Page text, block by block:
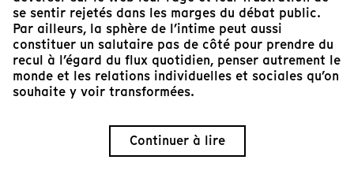
se sentir rejetés dans les marges du débat public.
Par ailleurs, la sphère de l’intime peut aussi
constituer un salutaire pas de côté pour prendre du
recul à l’égard du flux quotidien, penser autrement le
monde et les relations individuelles et sociales qu’on
souhaite y voir transformées.
Continuer à lire